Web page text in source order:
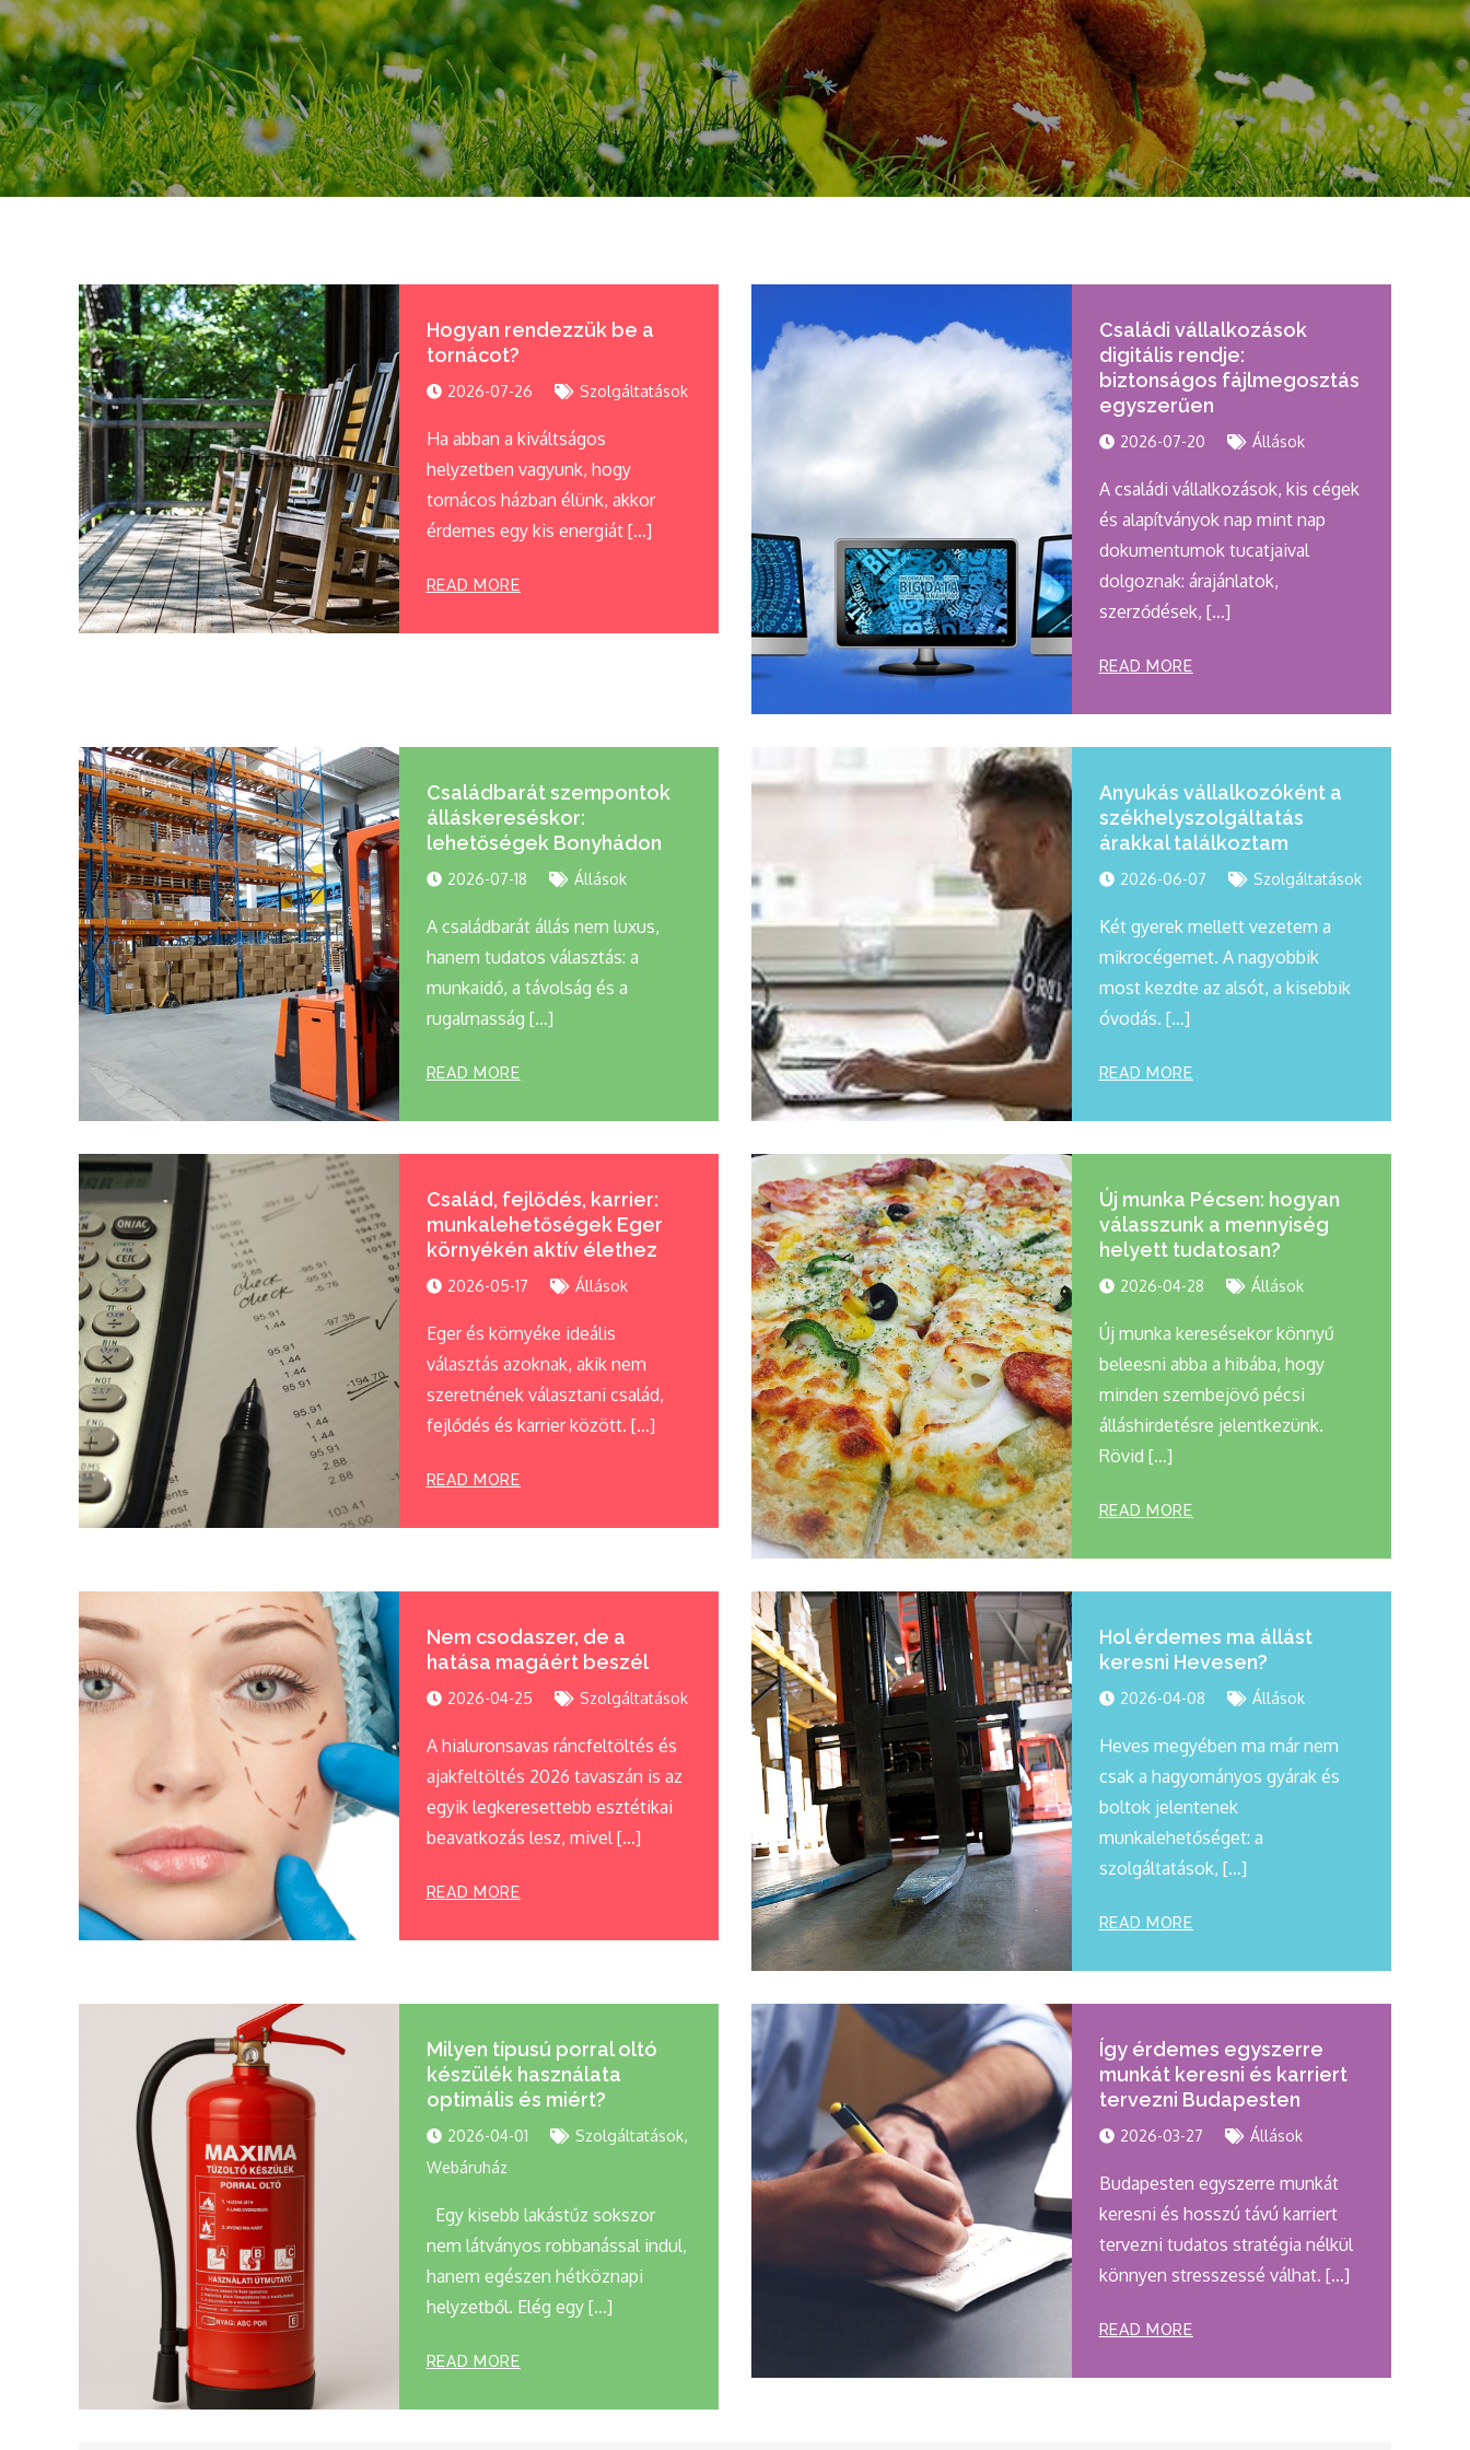
Hogyan rendezzük be a
tornácot?
2026-07-26 Szolgáltatások
Ha abban a kiváltságos
helyzetben vagyunk, hogy
tornácos házban élünk, akkor
érdemes egy kis energiát […]
READ MORE
Családi vállalkozások
digitális rendje:
biztonságos fájlmegosztás
egyszerűen
2026-07-20 Állások
A családi vállalkozások, kis cégek
és alapítványok nap mint nap
dokumentumok tucatjaival
dolgoznak: árajánlatok,
szerződések, […]
READ MORE
Családbarát szempontok
álláskereséskor:
lehetőségek Bonyhádon
2026-07-18 Állások
A családbarát állás nem luxus,
hanem tudatos választás: a
munkaidő, a távolság és a
rugalmasság […]
READ MORE
Anyukás vállalkozóként a
székhelyszolgáltatás
árakkal találkoztam
2026-06-07 Szolgáltatások
Két gyerek mellett vezetem a
mikrocégemet. A nagyobbik
most kezdte az alsót, a kisebbik
óvodás. […]
READ MORE
Család, fejlődés, karrier:
munkalehetőségek Eger
környékén aktív élethez
2026-05-17 Állások
Eger és környéke ideális
választás azoknak, akik nem
szeretnének választani család,
fejlődés és karrier között. […]
READ MORE
Új munka Pécsen: hogyan
válasszunk a mennyiség
helyett tudatosan?
2026-04-28 Állások
Új munka keresésekor könnyű
beleesni abba a hibába, hogy
minden szembejövő pécsi
álláshirdetésre jelentkezünk.
Rövid […]
READ MORE
Nem csodaszer, de a
hatása magáért beszél
2026-04-25 Szolgáltatások
A hialuronsavas ráncfeltöltés és
ajakfeltöltés 2026 tavaszán is az
egyik legkeresettebb esztétikai
beavatkozás lesz, mivel […]
READ MORE
Hol érdemes ma állást
keresni Hevesen?
2026-04-08 Állások
Heves megyében ma már nem
csak a hagyományos gyárak és
boltok jelentenek
munkalehetőséget: a
szolgáltatások, […]
READ MORE
Milyen típusú porral oltó
készülék használata
optimális és miért?
2026-04-01 Szolgáltatások,
Webáruház
Egy kisebb lakástűz sokszor
nem látványos robbanással indul,
hanem egészen hétköznapi
helyzetből. Elég egy […]
READ MORE
Így érdemes egyszerre
munkát keresni és karriert
tervezni Budapesten
2026-03-27 Állások
Budapesten egyszerre munkát
keresni és hosszú távú karriert
tervezni tudatos stratégia nélkül
könnyen stresszessé válhat. […]
READ MORE